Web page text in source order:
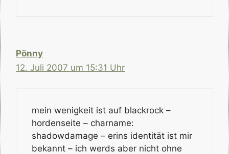
Pönny
12. Juli 2007 um 15:31 Uhr
mein wenigkeit ist auf blackrock –
hordenseite – charname:
shadowdamage – erins identität ist mir
bekannt – ich werds aber nicht ohne